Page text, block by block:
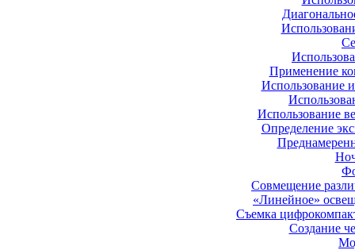
Применение
Использование
Использование
Определение
Совмещение
«Линейное»
Съемка
Создание